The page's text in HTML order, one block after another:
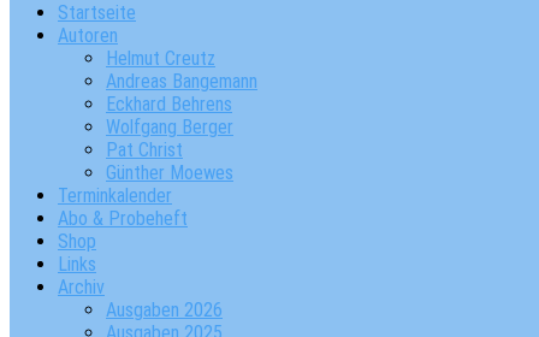
Startseite
Autoren
Helmut Creutz
Andreas Bangemann
Eckhard Behrens
Wolfgang Berger
Pat Christ
Günther Moewes
Terminkalender
Abo & Probeheft
Shop
Links
Archiv
Ausgaben 2026